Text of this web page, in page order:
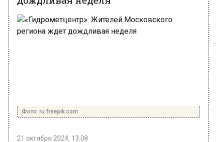
21 октября 2024, 13:08